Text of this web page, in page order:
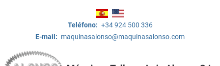
Teléfono: +34 924 500 336
E-mail: maquinasalonso@maquinasalonso.com